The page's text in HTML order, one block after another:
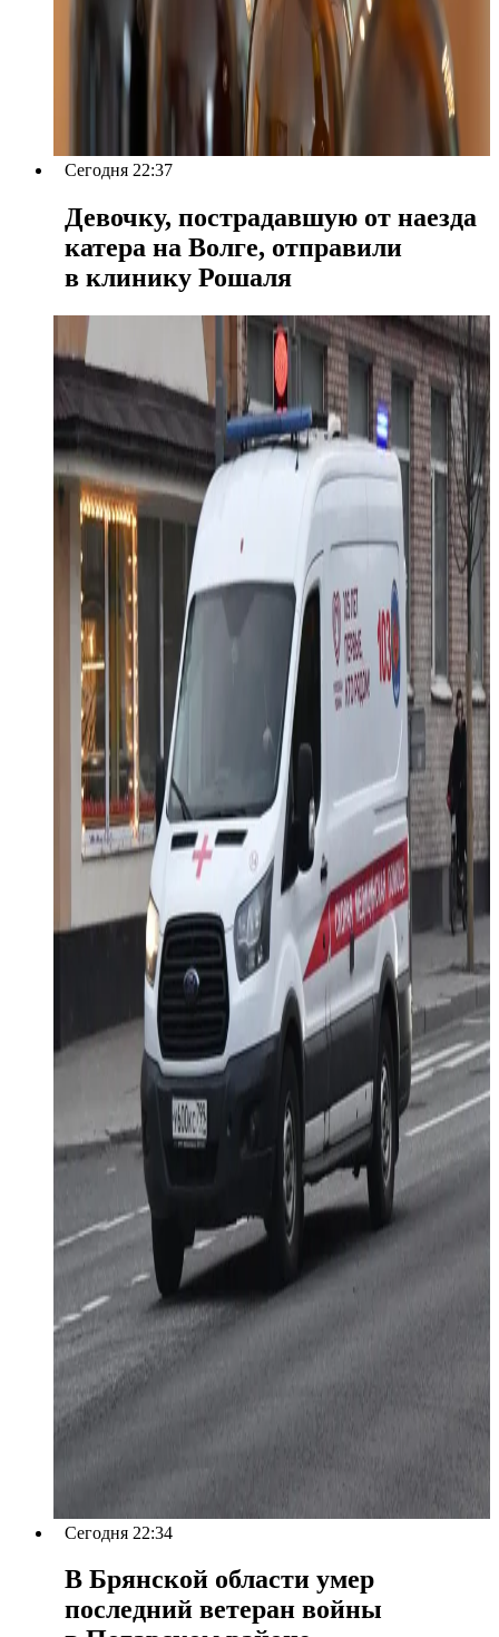
Сегодня 22:37
Девочку, пострадавшую от наезда
катера на Волге, отправили
в клинику Рошаля
Сегодня 22:34
В Брянской области умер
последний ветеран войны